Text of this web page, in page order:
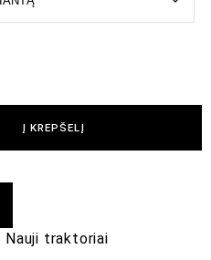
Į KREPŠELĮ
Nauji traktoriai